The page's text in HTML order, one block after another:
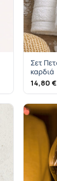
Σετ
καρδιά
14,80€